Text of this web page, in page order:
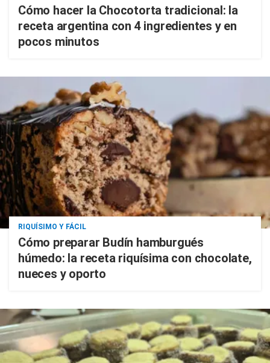
Cómo hacer la Chocotorta tradicional: la
receta argentina con 4 ingredientes y en
pocos minutos
RIQUÍSIMO Y FÁCIL
Cómo preparar Budín hamburgués
húmedo: la receta riquísima con chocolate,
nueces y oporto